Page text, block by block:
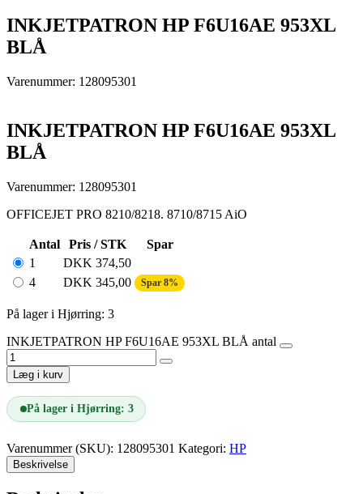
INKJETPATRON HP F6U16AE 953XL
BLÅ
Varenummer: 128095301
INKJETPATRON HP F6U16AE 953XL
BLÅ
Varenummer: 128095301
OFFICEJET PRO 8210/8218. 8710/8715 AiO
Antal Pris / STK
Spar
1
DKK 374,50
4
DKK 345,00 Spar 8%
På lager i Hjørring: 3
INKJETPATRON HP F6U16AE 953XL BLÅ antal
Læg i kurv
På lager i Hjørring: 3
Varenummer (SKU): 128095301 Kategori: HP
Beskrivelse